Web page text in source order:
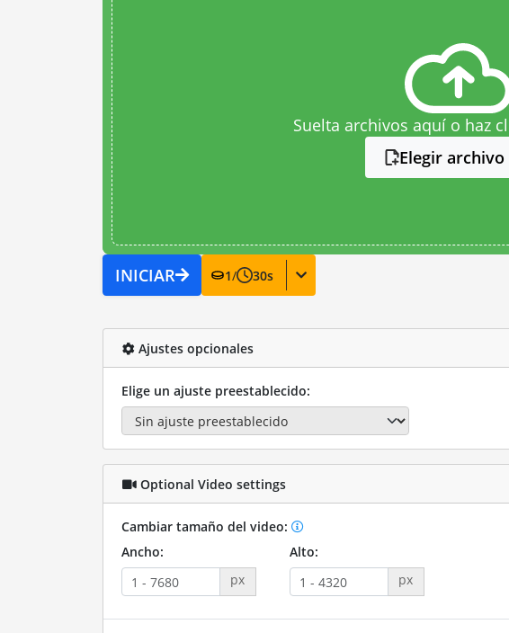
Suelta archivos aquí o haz
Elegir archivo
INICIAR 1/ 30s
Ajustes opcionales
Elige un ajuste preestablecido:
Optional Video settings
Cambiar tamaño del video:
Ancho:
px
Alto:
px